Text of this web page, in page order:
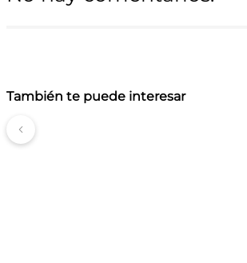
También te puede interesar